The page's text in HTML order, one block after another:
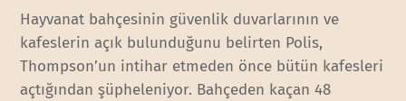
Hayvanat bahçesinin güvenlik duvarlarının ve
kafeslerin açık bulunduğunu belirten Polis,
Thompson’un intihar etmeden önce bütün kafesleri
açtığından şüpheleniyor. Bahçeden kaçan 48